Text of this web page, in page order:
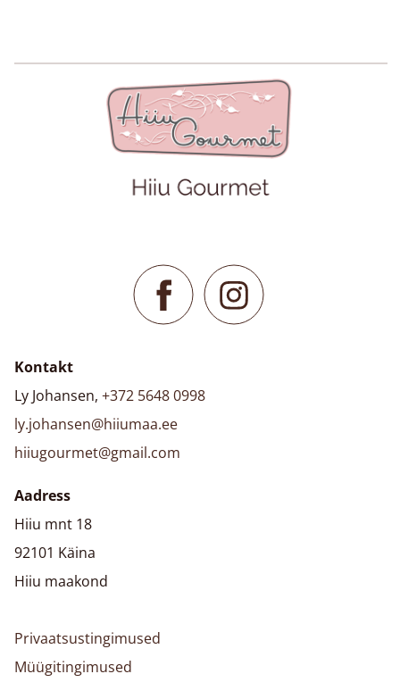
Kontakt
Ly Johansen, +372 5648 0998
ly.johansen@hiiumaa.ee
hiiugourmet@gmail.com
Aadress
Hiiu mnt 18
92101 Käina
Hiiu maakond
Privaatsustingimused
Müügitingimused